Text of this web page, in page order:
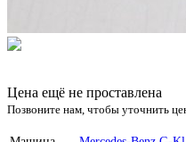
Цена ещё не проставлена
Позвоните нам, чтобы уточнить